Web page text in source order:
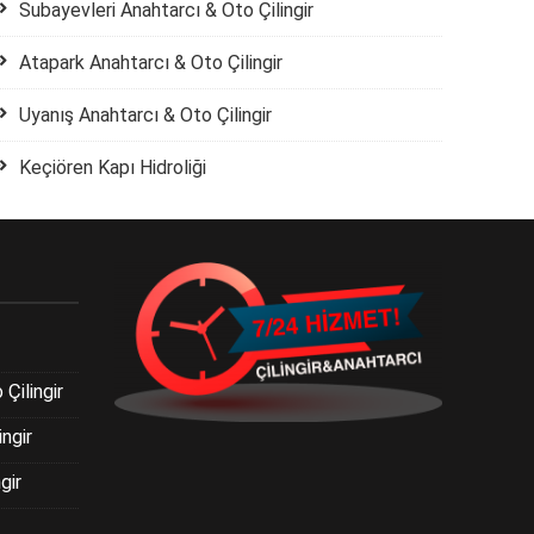
Subayevleri Anahtarcı & Oto Çilingir
Atapark Anahtarcı & Oto Çilingir
Uyanış Anahtarcı & Oto Çilingir
Keçiören Kapı Hidroliği
Çilingir